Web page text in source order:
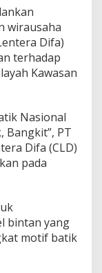
wirausaha
Difa)
terhadap
Kawasan
Nasional
Bangkit”, PT
Difa (CLD)
pada
bintan yang
motif batik